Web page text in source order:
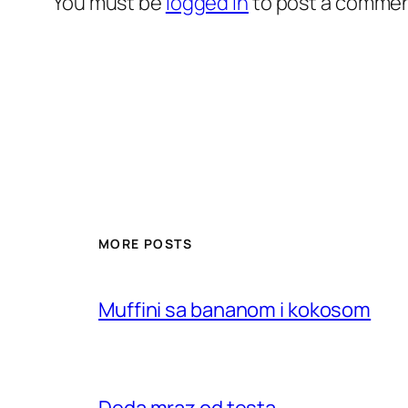
MORE POSTS
Muffini sa bananom i kokosom